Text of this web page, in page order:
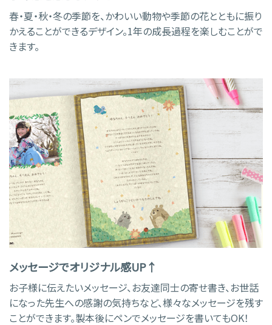
春・夏・秋・冬の季節を、かわいい動物や季節の花とともに振り
かえることができるデザイン。1年の成長過程を楽しむことがで
きます。
メッセージでオリジナル感UP↑
お子様に伝えたいメッセージ、お友達同士の寄せ書き、お世話
になった先生への感謝の気持ちなど、様々なメッセージを残す
ことができます。製本後にペンでメッセージを書いてもOK！